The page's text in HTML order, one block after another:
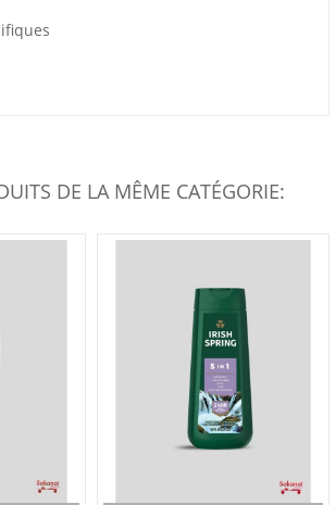
DE LA MÊME CATÉGORIE: